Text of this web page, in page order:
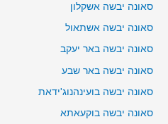
סאונה יבשה אשקלון
סאונה יבשה אשתאול
סאונה יבשה באר יעקב
סאונה יבשה באר שבע
סאונה יבשה בועינהנוג'ידאת
סאונה יבשה בוקעאתא